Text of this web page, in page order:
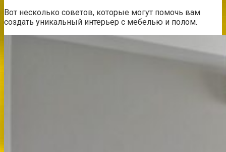
Вот несколько советов, которые могут помочь вам
создать уникальный интерьер с мебелью и полом.